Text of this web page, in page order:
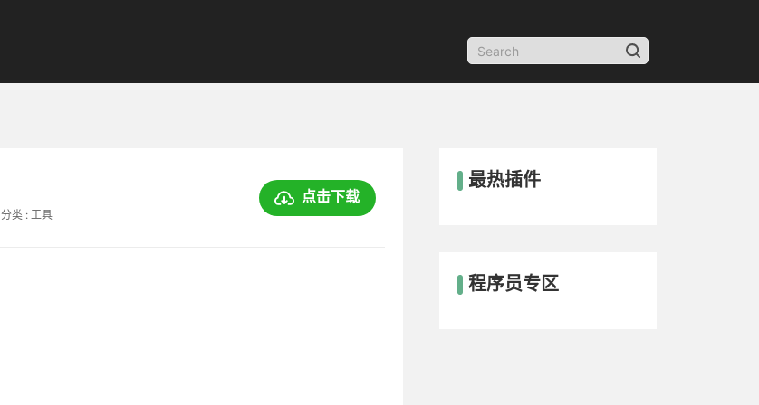
分类 : 工具
点击下载
最热插件
程序员专区